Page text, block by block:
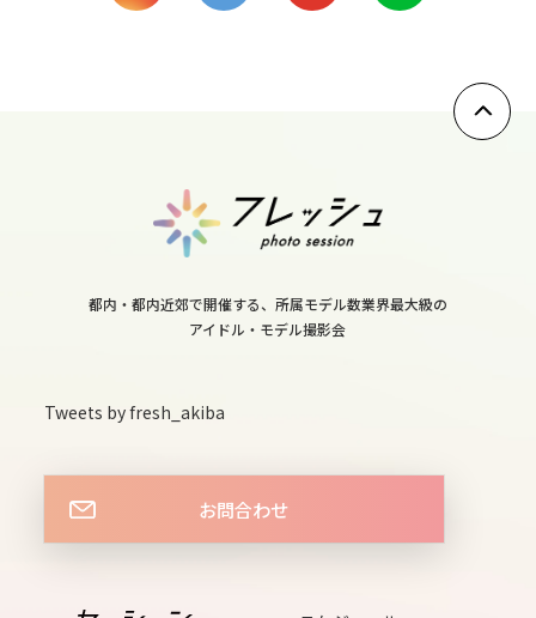
12
13
14
都内・都内近郊で開催する、所属モデル数業界最大級の
アイドル・モデル撮影会
Tweets by fresh_akiba
お問合わせ